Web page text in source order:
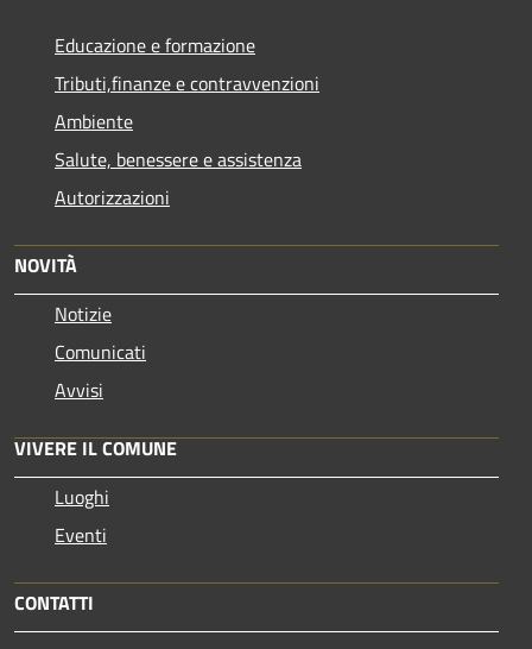
Educazione e formazione
Tributi,finanze e contravvenzioni
Ambiente
Salute, benessere e assistenza
Autorizzazioni
NOVITÀ
Notizie
Comunicati
Avvisi
VIVERE IL COMUNE
Luoghi
Eventi
CONTATTI